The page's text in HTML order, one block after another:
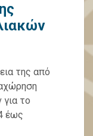
της από
το
έως